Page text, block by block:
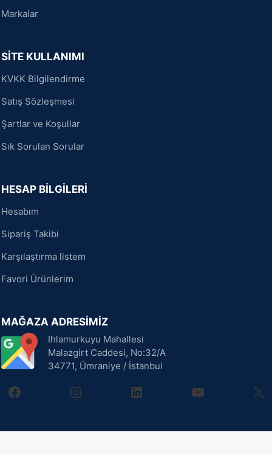
Markalar
SİTE KULLANIMI
KVKK Bilgilendirme
Satış Sözleşmesi
Şartlar ve Koşullar
Sık Sorulan Sorular
HESAP BİLGİLERİ
Hesabım
Sipariş Takibi
Karşılaştırma listem
Favori Ürünlerim
MAĞAZA ADRESİMİZ
Ihlamurkuyu Mahallesi
Malazgirt Caddesi, No:32/A
34771, Ümraniye / İstanbul
facebookinstagramlinkedin youtube X